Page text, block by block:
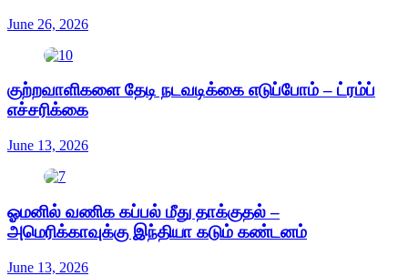
June 26, 2026
குற்றவாளிகளை தேடி நடவடிக்கை எடுப்போம் – ட்ரம்ப்
எச்சரிக்கை
June 13, 2026
ஓமனில் வணிக கப்பல் மீது தாக்குதல் –
அமெரிக்காவுக்கு இந்தியா கடும் கண்டனம்
June 13, 2026